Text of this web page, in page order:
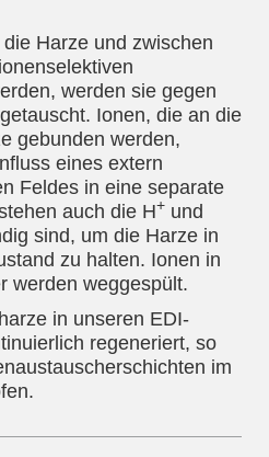
Harze und zwischen
werden sie gegen
Ionen, die an die
gebunden werden,
eines extern
Feldes in eine separate
auch die H+ und
sind, um die Harze in
zu halten. Ionen in
werden weggespült.
in unseren EDI-
regeneriert, so
im